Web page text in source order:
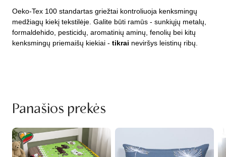
Oeko-Tex 100 standartas griežtai kontroliuoja kenksmingų
medžiagų kiekį tekstilėje. Galite būti ramūs - sunkiųjų metalų,
formaldehido, pesticidų, aromatinių aminų, fenolių bei kitų
kenksmingų priemaišų kiekiai - tikrai neviršys leistinų ribų.
Panašios prekės